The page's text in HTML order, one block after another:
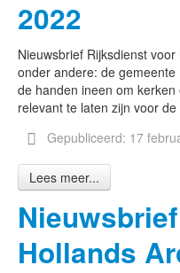
2022
Nieuwsbrief Rijksdienst
onder andere: de
de handen ineen om
relevant te laten zijn voor
Gepubliceerd: 17
Lees meer...
Hollands